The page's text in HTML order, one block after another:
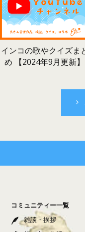
インコの歌やクイズま
め 【2024年9月更新】
コミュニティー一覧
雑談・挨拶